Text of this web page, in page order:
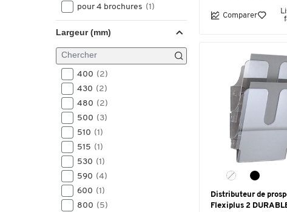
pour 4 brochures (1)
Largeur (mm)
400 (2)
430 (2)
480 (2)
500 (3)
510 (1)
515 (1)
530 (1)
590 (4)
600 (1)
800 (5)
Comparer
Distributeur de
Flexiplus 2